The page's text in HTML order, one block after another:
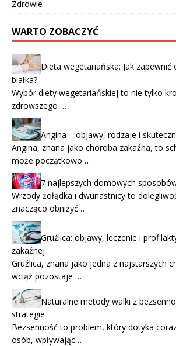
Zdrowie
WARTO ZOBACZYĆ
Dieta wegetariańska: Jak zapewnić
białka?
Wybór diety wegetariańskiej to nie tylko
zdrowszego …
Angina – objawy, rodzaje i
Angina, znana jako choroba zakaźna, to
może początkowo …
7 najlepszych domowych
Wrzody żołądka i dwunastnicy to
znacząco obniżyć …
Gruźlica: objawy, leczenie i
zakaźnej
Gruźlica, znana jako jedna z najstarszych
wciąż pozostaje …
Naturalne metody walki z
strategie
Bezsenność to problem, który dotyka
osób, wpływając …